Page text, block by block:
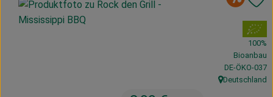
Ökokisten
, Verband:
100%
Bioanbau
,DE-ÖKO-037
, Herkunft:
Deutschland